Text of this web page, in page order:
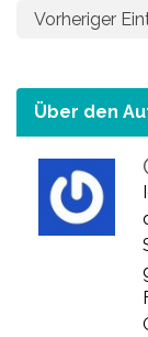
Vorheriger
Über den